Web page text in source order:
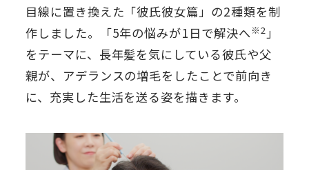
目線に置き換えた「彼氏彼女篇」の2種類を制
作しました。「5年の悩みが1日で解決へ※2」
をテーマに、長年髪を気にしている彼氏や父
親が、アデランスの増毛をしたことで前向き
に、充実した生活を送る姿を描きます。